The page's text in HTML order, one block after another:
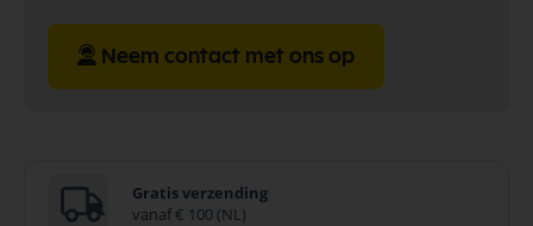
Neem contact met ons op
Gratis verzending
vanaf € 100 (NL)